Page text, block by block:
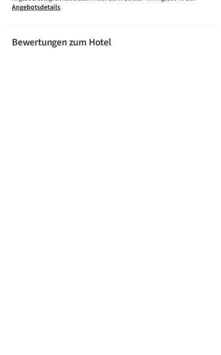
Angebotsdetails.
Bewertungen zum Hotel